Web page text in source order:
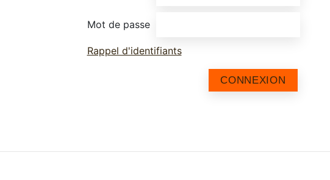
Mot de passe
Rappel d'identifiants
CONNEXION